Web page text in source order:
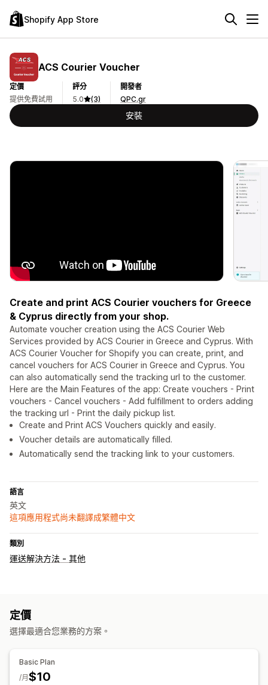
Shopify App Store
ACS Courier Voucher
定價
提供免費試用
評分
5.0
(3)
開發者
QPC.gr
安裝
Create and print ACS Courier vouchers for Greece
& Cyprus directly from your shop.
Automate voucher creation using the ACS Courier Web
Services provided by ACS Courier in Greece and Cyprus. With
ACS Courier Voucher for Shopify you can create, print, and
cancel vouchers for ACS Courier in Greece and Cyprus. You
can also automatically send the tracking url to the customer.
Here are the Main Features of the app: Create vouchers - Print
vouchers - Cancel vouchers - Add fulfillment to orders adding
the tracking url - Print the daily pickup list.
Create and Print ACS Vouchers quickly and easily.
Voucher details are automatically filled.
Automatically send the tracking link to your customers.
語言
英文
這項應用程式尚未翻譯成繁體中文
類別
運送解決方法 - 其他
定價
選擇最適合您業務的方案。
Basic Plan
$10
/月